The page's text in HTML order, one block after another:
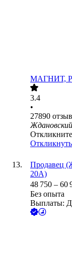
МАГНИТ,
3.4
•
27890
Продавец
20А)
48 750 – 60
Без опыта
Выплаты: